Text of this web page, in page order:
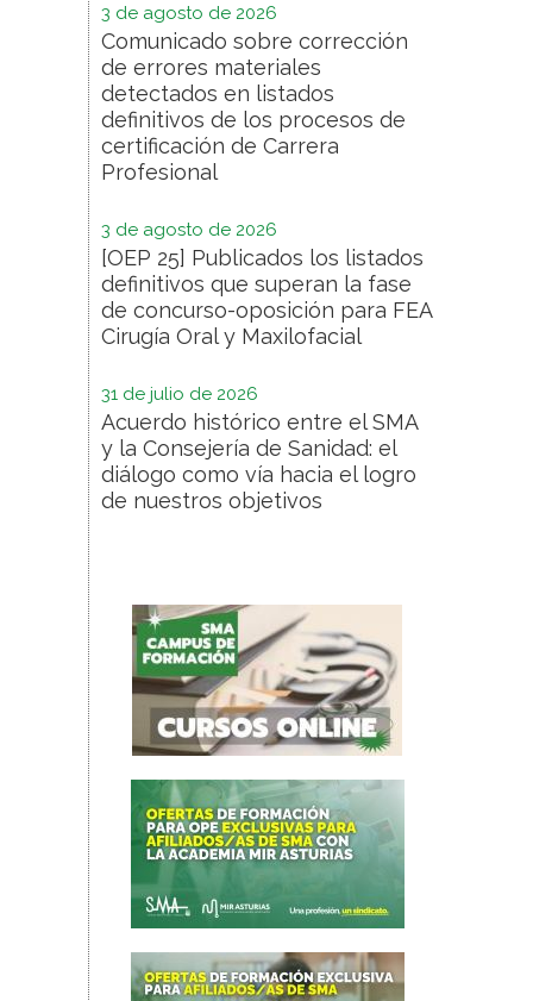
3 de agosto de 2026
Comunicado sobre corrección
de errores materiales
detectados en listados
definitivos de los procesos de
certificación de Carrera
Profesional
3 de agosto de 2026
[OEP 25] Publicados los listados
definitivos que superan la fase
de concurso-oposición para FEA
Cirugía Oral y Maxilofacial
31 de julio de 2026
Acuerdo histórico entre el SMA
y la Consejería de Sanidad: el
diálogo como vía hacia el logro
de nuestros objetivos